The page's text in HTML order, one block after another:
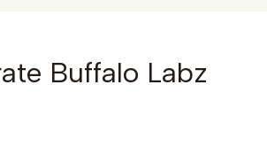
Buffalo Labz